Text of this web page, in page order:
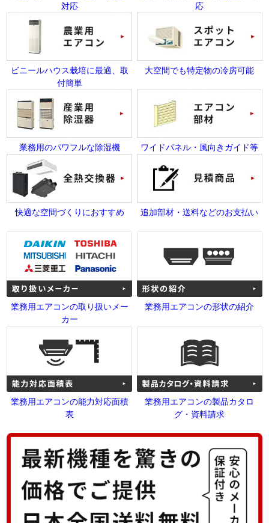
対応
応
ビニールハウス栽培に最適、取
付簡単
大空間でも特定物の冷房可能
業務用のパワフルな除湿機 ワイドパネル・風向きガイド等
快適な空間づくりにおすすめ 追加部材・送料などのお支払い
業務用エアコンの取り扱いメー
カー
業務用エアコンの形状の紹介
業務用エアコンの能力対応面積
表
業務用エアコンの製品カタロ
グ・資料請求